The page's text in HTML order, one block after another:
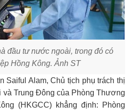
đầu tư nước ngoài, trong đó có
Hồng Kông. Ảnh ST
Saiful Alam, Chủ tịch phụ trách thị
và Trung Đông của Phòng Thương
(HKGCC) khẳng định: Phòng